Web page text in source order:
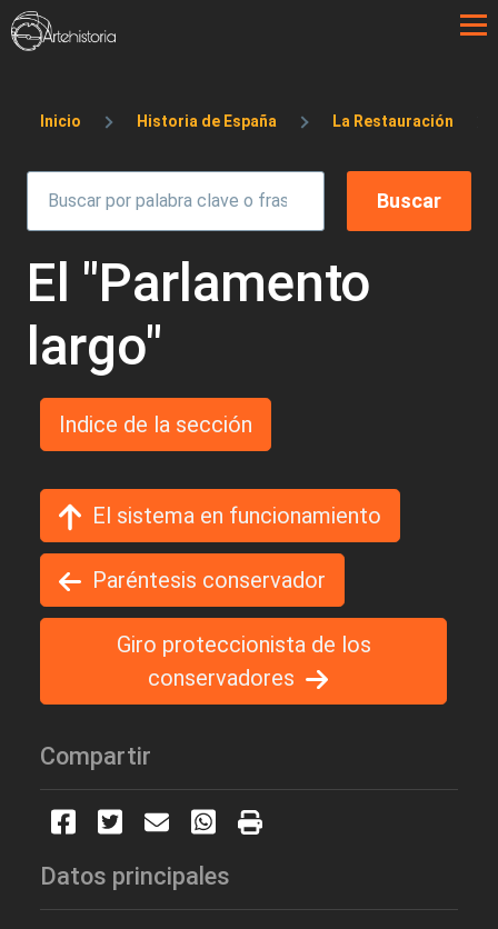
Pasar al contenido principal
Sobrescribir enlaces de ayuda a la
Inicio Historia de España La Restauración
El "Parlamento
largo"
Indice de la sección
El sistema en funcionamiento
Paréntesis conservador
Giro proteccionista de los
conservadores
Compartir
Datos principales